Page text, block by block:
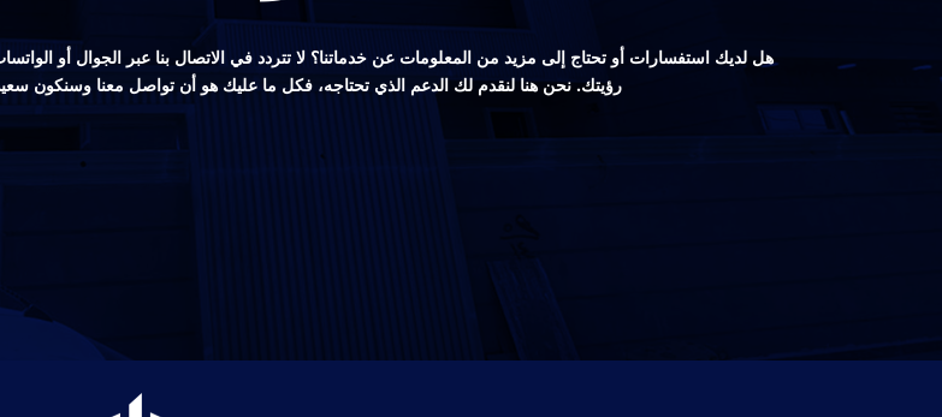
هل لديك استفسارات أو تحتاج إلى مزيد من المعلومات عن خدماتنا؟ لا تتردد في الاتصال بنا عبر الجوال أو
رؤيتك. نحن هنا لنقدم لك الدعم الذي تحتاجه، فكل ما عليك هو أن تواصل معنا وسنكون